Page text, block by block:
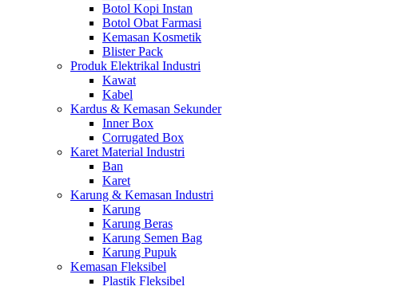
Botol Kopi Instan
Botol Obat Farmasi
Kemasan Kosmetik
Blister Pack
Produk Elektrikal Industri
Kawat
Kabel
Kardus & Kemasan Sekunder
Inner Box
Corrugated Box
Karet Material Industri
Ban
Karet
Karung & Kemasan Industri
Karung
Karung Beras
Karung Semen Bag
Karung Pupuk
Kemasan Fleksibel
Plastik Fleksibel